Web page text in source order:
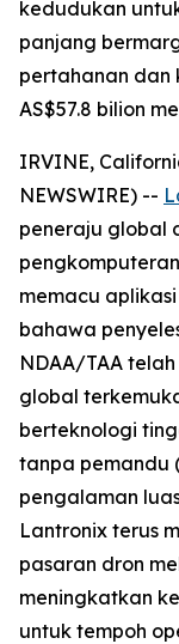
kedudukan
panjang
pertahanan dan
AS$57.8 bilion
IRVINE,
NEWSWIRE) --
peneraju global
memacu
bahawa
NDAA/TAA
global
berteknologi
tanpa pemandu
pengalaman
Lantronix terus
pasaran dron
meningkatkan
untuk tempoh